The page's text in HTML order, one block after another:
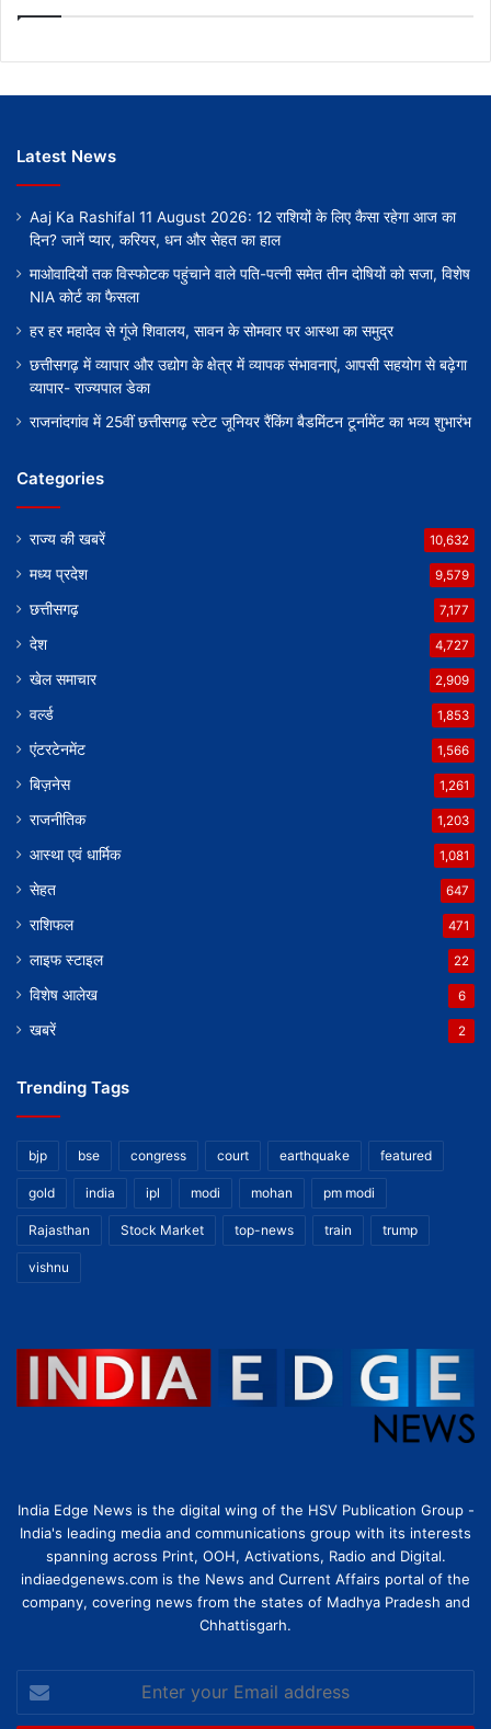
Latest News
Aaj Ka Rashifal 11 August 2026: 12 राशियों के लिए कैसा रहेगा आज का
दिन? जानें प्यार, करियर, धन और सेहत का हाल
माओवादियों तक विस्फोटक पहुंचाने वाले पति-पत्नी समेत तीन दोषियों को सजा, विशेष
NIA कोर्ट का फैसला
हर हर महादेव से गूंजे शिवालय, सावन के सोमवार पर आस्था का समुद्र
छत्तीसगढ़ में व्यापार और उद्योग के क्षेत्र में व्यापक संभावनाएं, आपसी सहयोग से बढ़ेगा
व्यापार- राज्यपाल डेका
राजनांदगांव में 25वीं छत्तीसगढ़ स्टेट जूनियर रैंकिंग बैडमिंटन टूर्नामेंट का भव्य शुभारंभ
Categories
राज्य की खबरें 10,632
मध्य प्रदेश 9,579
छत्तीसगढ़ 7,177
देश 4,727
खेल समाचार 2,909
वर्ल्ड 1,853
एंटरटेनमेंट 1,566
बिज़नेस 1,261
राजनीतिक 1,203
आस्था एवं धार्मिक 1,081
सेहत 647
राशिफल 471
लाइफ स्टाइल 22
विशेष आलेख 6
खबरें 2
Trending Tags
bjp bse congress court earthquake featured
gold india ipl modi mohan pm modi
Rajasthan Stock Market top-news train trump
vishnu
India Edge News is the digital wing of the HSV Publication Group -
India's leading media and communications group with its interests
spanning across Print, OOH, Activations, Radio and Digital.
indiaedgenews.com is the News and Current Affairs portal of the
company, covering news from the states of Madhya Pradesh and
Chhattisgarh.
your